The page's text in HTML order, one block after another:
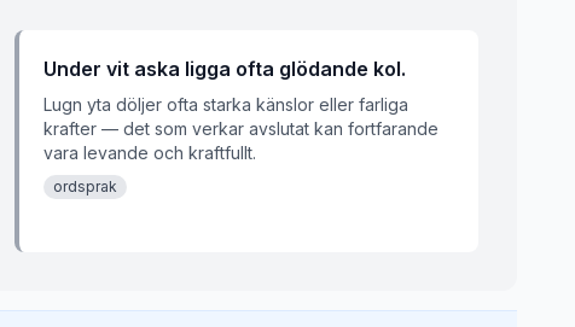
Under vit aska ligga ofta glödande kol.
Lugn yta döljer ofta starka känslor eller farliga
krafter — det som verkar avslutat kan fortfarande
vara levande och kraftfullt.
ordsprak